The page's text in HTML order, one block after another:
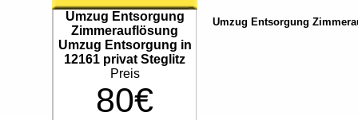
Umzug Entsorgung
Zimmerauflösung
Umzug Entsorgung in
12161 privat Steglitz
Preis
80€
Umzug Entsorgung